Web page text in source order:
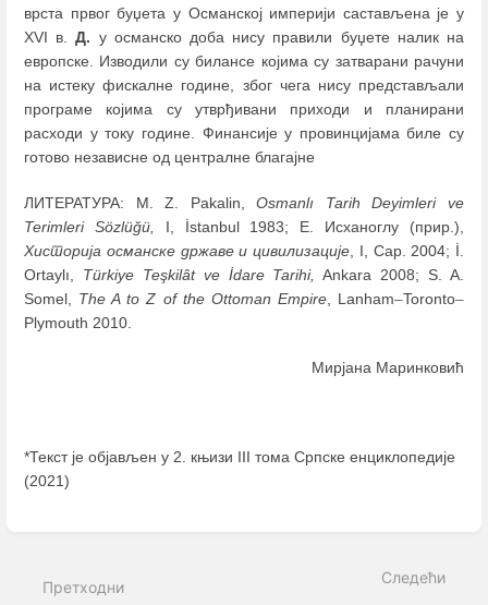
врста првог буџета у Османској империји састављена је у
XVI в.Д. у османско доба нису правили буџете налик на
европске. Изводили су билансе којима су затварани рачуни
на истеку фискалне године, због чега нису представљали
програме којима су утврђивани приходи и планирани
расходи у току године. Финансије у провинцијама биле су
готово независне од централне благајне
ЛИТЕРАТУРА: M. Z. Pakalin,Osmanlı Tarih Deyimleri ve
Terimleri Sözlüğü,
I, İstanbul 1983; E. Исханоглу (прир.),
Хисторија османске државе и цивилизације , I, Сар. 2004; İ.
Ortaylı, Türkiye Teşkilât ve İdare Tarihi,
Ankara 2008; S. A.
Somel, The A to Z of the Ottoman Empire, Lanham–Toronto–
Plymouth 2010.
Мирјана Маринковић
*Текст је објављен у 2. књизи III тома Српске енциклопедије
(2021)
mode
Претходни
Следећи